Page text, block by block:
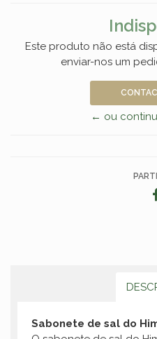
Este produto não está
enviar-nos um
← ou
Sabonete de sal do